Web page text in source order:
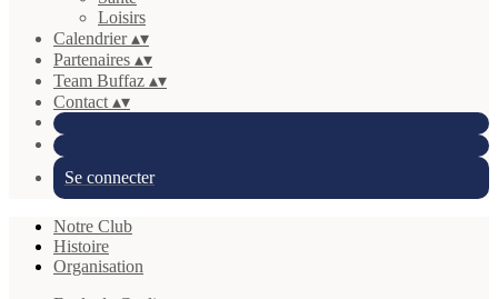
Loisirs
Calendrier▴▾
Partenaires ▴▾
Team Buffaz ▴▾
Contact ▴▾
Se connecter
Notre Club
Histoire
Organisation